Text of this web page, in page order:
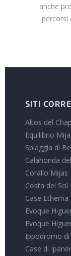
anche
percorsi
SITI
Altos del
Equilibrio
Spiaggia di
Calahonda
Corallo Mijas
Costa del Sol
Case Etherna
Evoque
Evoque
Ippodromo
Case di